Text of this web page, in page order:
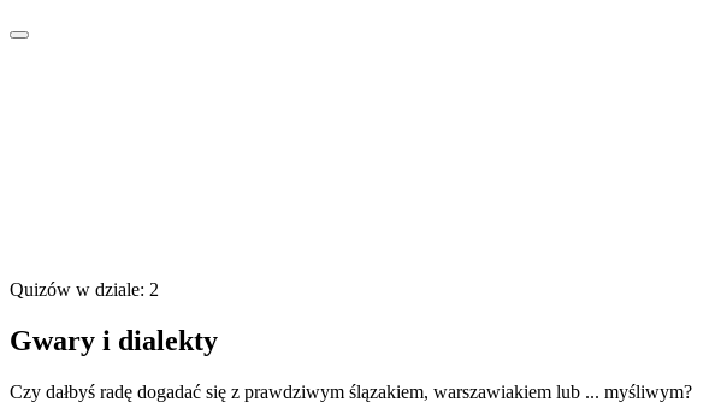
Quizów w dziale: 2
Gwary i dialekty
Czy dałbyś radę dogadać się z prawdziwym ślązakiem, warszawiakiem lub ... myśliwym?